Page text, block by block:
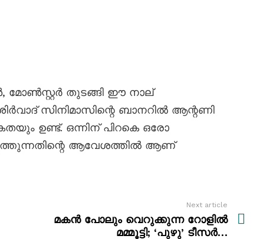
തുടങ്ങി ഈ നാല്
സിനിമാസിന്റെ ബാനറിൽ ആന്റണി
ഉണ്ട്. ഒന്നിന് പിറകെ ഒരോ
ആവേശത്തിൽ ആണ്
Next article
മകന്‍ പോലും വെറുക്കുന്ന റോളില്‍
മമ്മൂട്ടി; ‘പുഴു’ ടീസർ…